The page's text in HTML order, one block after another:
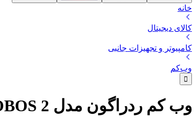
خانه
کالای دیجیتال
کامپیوتر و تجهیزات جانبی
وب‌کم
وب کم ردراگون مدل GW600 FOBOS 2